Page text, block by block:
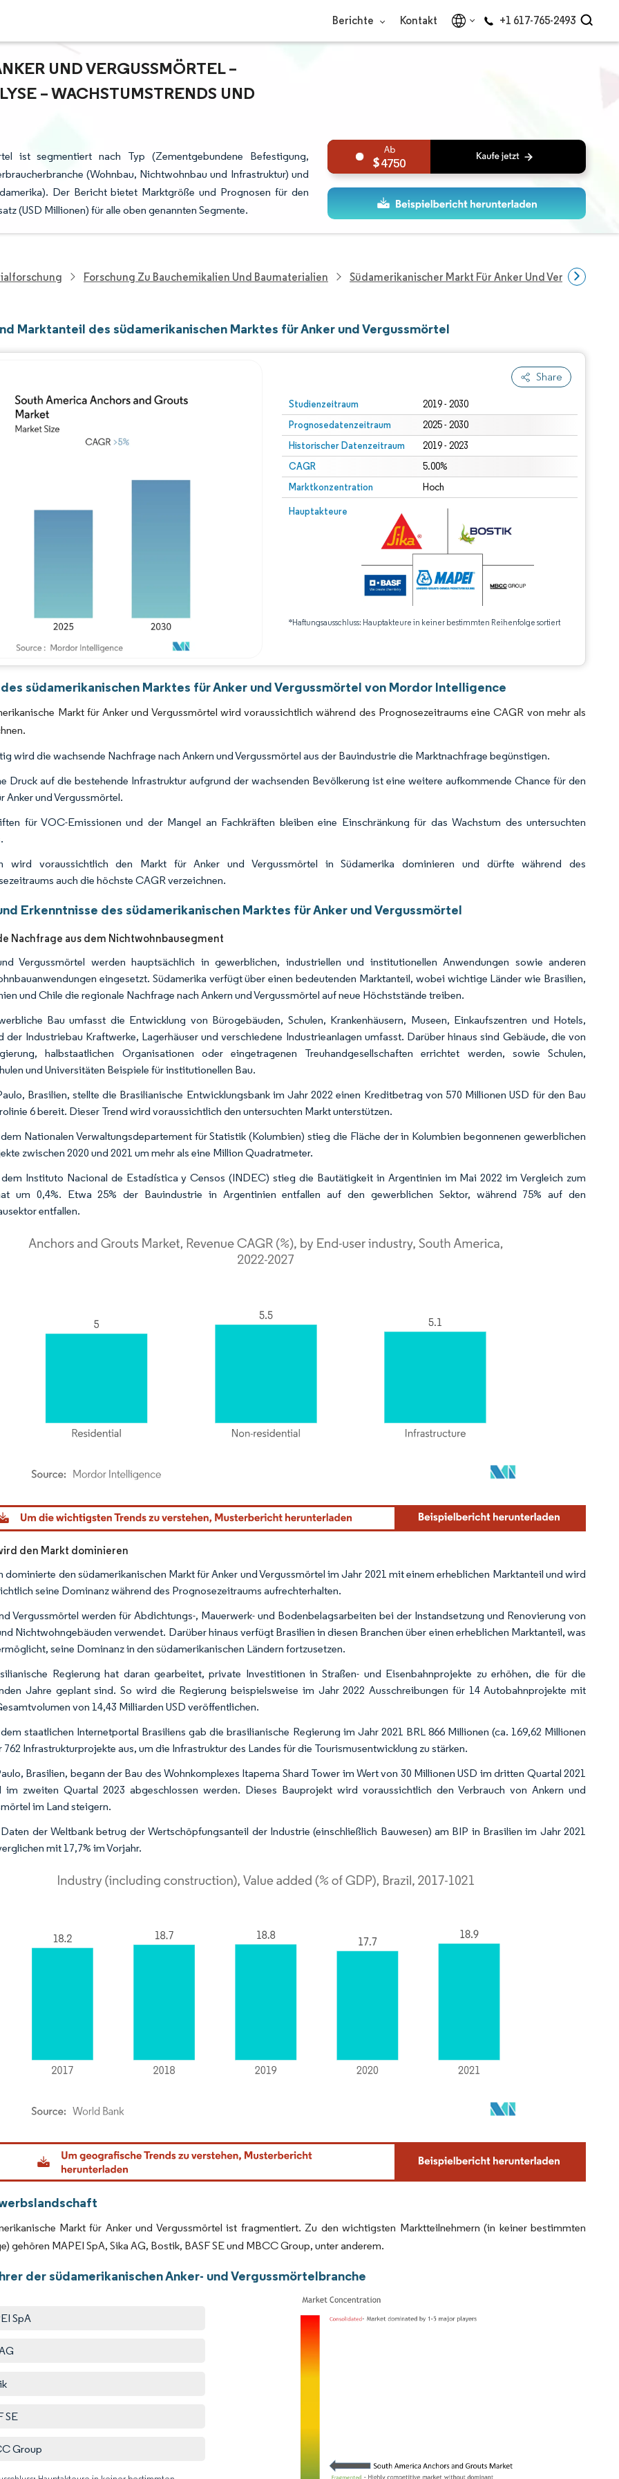
Berichte Kontakt +1 617-765-2493
UND VERGUSSMÖRTEL –
– WACHSTUMSTRENDS UND P
ist segmentiert nach Typ (Zementgebundene Befestigung,
(Wohnbau, Nichtwohnbau und Infrastruktur) und
Der Bericht bietet Marktgröße und Prognosen für den
(USD Millionen) für alle oben genannten Segmente.
4750
Forschung Zu Bauchemikalien Und Baumaterialien Südamerikanischer Markt Für Anker Und Vergussmörtel
Marktanteil des südamerikanischen Marktes für Anker und Vergussmörtel
Share
Studienzeitraum 2019 - 2030
Prognosedatenzeitraum 2025 - 2030
Historischer Datenzeitraum 2019 - 2023
CAGR 5.00%
Marktkonzentration Hoch
Hauptakteure
*Haftungsausschluss: Hauptakteure in keiner bestimmten Reihenfolge sortiert
südamerikanischen Marktes für Anker und Vergussmörtel von Mordor Intelligence
Markt für Anker und Vergussmörtel wird voraussichtlich während des Prognosezeitraums eine CAGR von mehr als
wird die wachsende Nachfrage nach Ankern und Vergussmörtel aus der Bauindustrie die Marktnachfrage begünstigen.
Druck auf die bestehende Infrastruktur aufgrund der wachsenden Bevölkerung ist eine weitere aufkommende Chance für den
Anker und Vergussmörtel.
für VOC-Emissionen und der Mangel an Fachkräften bleiben eine Einschränkung für das Wachstum des untersuchten
wird voraussichtlich den Markt für Anker und Vergussmörtel in Südamerika dominieren und dürfte während des
auch die höchste CAGR verzeichnen.
Erkenntnisse des südamerikanischen Marktes für Anker und Vergussmörtel
Nachfrage aus dem Nichtwohnbausegment
Vergussmörtel werden hauptsächlich in gewerblichen, industriellen und institutionellen Anwendungen sowie anderen
eingesetzt. Südamerika verfügt über einen bedeutenden Marktanteil, wobei wichtige Länder wie Brasilien,
und Chile die regionale Nachfrage nach Ankern und Vergussmörtel auf neue Höchststände treiben.
Bau umfasst die Entwicklung von Bürogebäuden, Schulen, Krankenhäusern, Museen, Einkaufszentren und Hotels,
der Industriebau Kraftwerke, Lagerhäuser und verschiedene Industrieanlagen umfasst. Darüber hinaus sind Gebäude, die von
halbstaatlichen Organisationen oder eingetragenen Treuhandgesellschaften errichtet werden, sowie Schulen,
und Universitäten Beispiele für institutionellen Bau.
Brasilien, stellte die Brasilianische Entwicklungsbank im Jahr 2022 einen Kreditbetrag von 570 Millionen USD für den Bau
6 bereit. Dieser Trend wird voraussichtlich den untersuchten Markt unterstützen.
Nationalen Verwaltungsdepartement für Statistik (Kolumbien) stieg die Fläche der in Kolumbien begonnenen gewerblichen
zwischen 2020 und 2021 um mehr als eine Million Quadratmeter.
Instituto Nacional de Estadística y Censos (INDEC) stieg die Bautätigkeit in Argentinien im Mai 2022 im Vergleich zum
um 0,4%. Etwa 25% der Bauindustrie in Argentinien entfallen auf den gewerblichen Sektor, während 75% auf den
entfallen.
Intelligence. Wiederverwendung erfordert Namensnennung gemäß CC BY 4.0.
den Markt dominieren
dominierte den südamerikanischen Markt für Anker und Vergussmörtel im Jahr 2021 mit einem erheblichen Marktanteil und wird
seine Dominanz während des Prognosezeitraums aufrechterhalten.
Vergussmörtel werden für Abdichtungs-, Mauerwerk- und Bodenbelagsarbeiten bei der Instandsetzung und Renovierung von
Nichtwohngebäuden verwendet. Darüber hinaus verfügt Brasilien in diesen Branchen über einen erheblichen Marktanteil, was
seine Dominanz in den südamerikanischen Ländern fortzusetzen.
Regierung hat daran gearbeitet, private Investitionen in Straßen- und Eisenbahnprojekte zu erhöhen, die für die
Jahre geplant sind. So wird die Regierung beispielsweise im Jahr 2022 Ausschreibungen für 14 Autobahnprojekte mit
von 14,43 Milliarden USD veröffentlichen.
staatlichen Internetportal Brasiliens gab die brasilianische Regierung im Jahr 2021 BRL 866 Millionen (ca. 169,62 Millionen
762 Infrastrukturprojekte aus, um die Infrastruktur des Landes für die Tourismusentwicklung zu stärken.
Brasilien, begann der Bau des Wohnkomplexes Itapema Shard Tower im Wert von 30 Millionen USD im dritten Quartal 2021
im zweiten Quartal 2023 abgeschlossen werden. Dieses Bauprojekt wird voraussichtlich den Verbrauch von Ankern und
im Land steigern.
der Weltbank betrug der Wertschöpfungsanteil der Industrie (einschließlich Bauwesen) am BIP in Brasilien im Jahr 2021
mit 17,7% im Vorjahr.
Intelligence. Wiederverwendung erfordert Namensnennung gemäß CC BY 4.0.
Markt für Anker und Vergussmörtel ist fragmentiert. Zu den wichtigsten Marktteilnehmern (in keiner bestimmten
gehören MAPEI SpA, Sika AG, Bostik, BASF SE und MBCC Group, unter anderem.
der südamerikanischen Anker- und Vergussmörtelbranche
SpA
SE
Group